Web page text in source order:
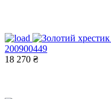
200900449
18 270 ₴